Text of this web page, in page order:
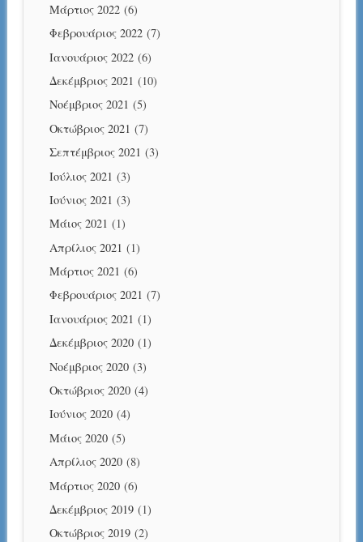
Μάρτιος 2022(6)
Φεβρουάριος 2022(7)
Ιανουάριος 2022(6)
Δεκέμβριος 2021 (10)
Νοέμβριος 2021 (5)
Οκτώβριος 2021 (7)
Σεπτέμβριος 2021 (3)
Ιούλιος 2021 (3)
Ιούνιος 2021 (3)
Μάιος 2021 (1)
Απρίλιος 2021 (1)
Μάρτιος 2021 (6)
Φεβρουάριος 2021 (7)
Ιανουάριος 2021 (1)
Δεκέμβριος 2020(1)
Νοέμβριος 2020(3)
Οκτώβριος 2020(4)
Ιούνιος 2020(4)
Μάιος 2020(5)
Απρίλιος 2020(8)
Μάρτιος 2020(6)
Δεκέμβριος 2019(1)
Οκτώβριος 2019(2)